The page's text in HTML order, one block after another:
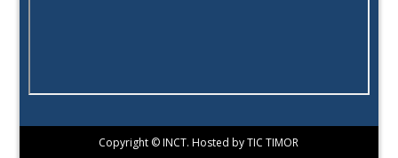
Copyright © INCT. Hosted by TIC TIMOR